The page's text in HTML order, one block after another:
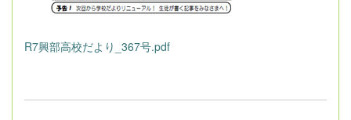
R7興部高校だより_367号.pdf